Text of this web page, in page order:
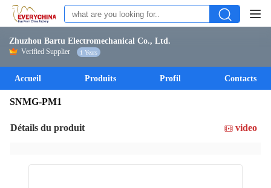
Zhuzhou Bartu Electromechanical Co., Ltd.
Verified Supplier 1 Years
Accueil Produits Profil Contacts
SNMG-PM1
Détails du produit video